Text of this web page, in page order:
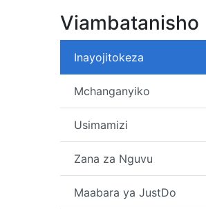
Viambatanisho
Inayojitokeza
Mchanganyiko
Usimamizi
Zana za Nguvu
Maabara ya JustDo